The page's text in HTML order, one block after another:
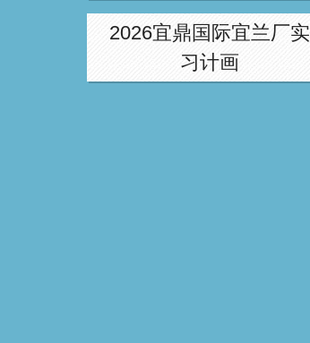
2026宜鼎国际宜兰厂实
习计画